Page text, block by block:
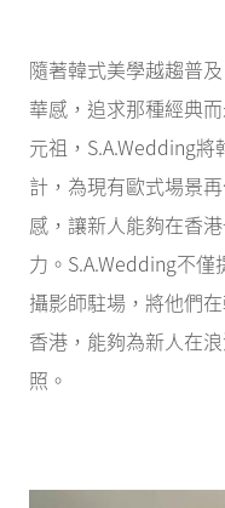
隨著韓式美學越趨普
華感，追求那種經典
元祖，S.A.Wedding
計，為現有歐式場景
感，讓新人能夠在香
力。S.A.Wedding不
攝影師駐場，將他們
香港，能夠為新人在
照。